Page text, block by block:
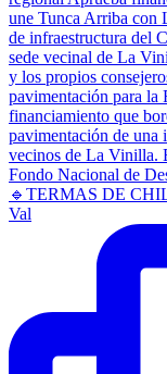
🔹TERMAS DE
Val